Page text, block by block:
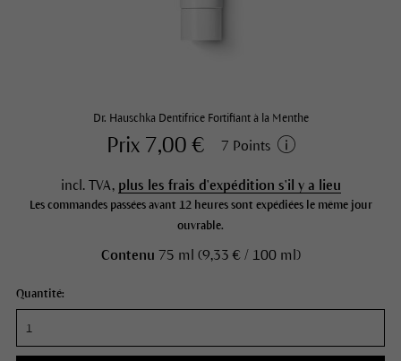
Dr. Hauschka Dentifrice Fortifiant à la Menthe
Prix 7,00 € 7 Points
incl. TVA, plus les frais d'expédition s'il y a lieu
Les commandes passées avant 12 heures sont expédiées le même jour
ouvrable.
Contenu 75 ml (9,33 € / 100 ml)
Quantité: